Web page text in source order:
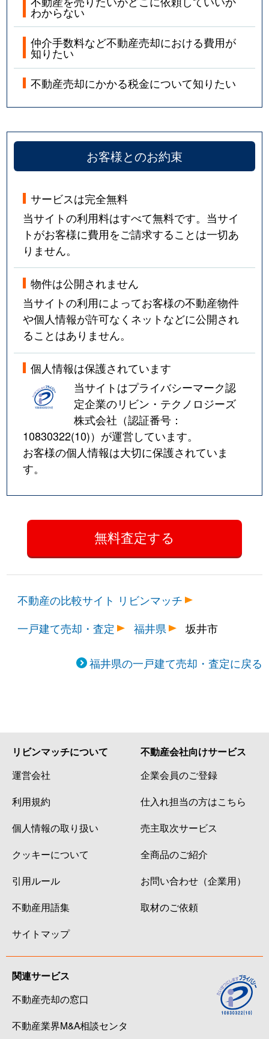
わからない
仲介手数料など不動産売却における費用が
知りたい
不動産売却にかかる税金について知りたい
お客様とのお約束
サービスは完全無料
当サイトの利用料はすべて無料です。当サイ
トがお客様に費用をご請求することは一切あ
りません。
物件は公開されません
当サイトの利用によってお客様の不動産物件
や個人情報が許可なくネットなどに公開され
ることはありません。
個人情報は保護されています
当サイトはプライバシーマーク認
定企業のリビン・テクノロジーズ
株式会社（認証番号：
10830322(10)）が運営しています。
お客様の個人情報は大切に保護されていま
す。
不動産の比較サイト リビンマッチ
一戸建て売却・査定
福井県 坂井市
福井県の一戸建て売却・査定に戻る
リビンマッチについて
運営会社
利用規約
個人情報の取り扱い
クッキーについて
引用ルール
不動産用語集
サイトマップ
不動産会社向けサービス
企業会員のご登録
仕入れ担当の方はこちら
売主取次サービス
全商品のご紹介
お問い合わせ（企業用）
取材のご依頼
関連サービス
不動産売却の窓口
不動産業界M&A相談センタ